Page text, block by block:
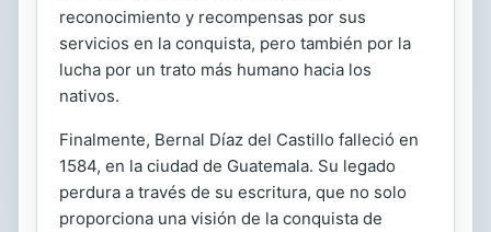
reconocimiento y recompensas por sus
servicios en la conquista, pero también por la
lucha por un trato más humano hacia los
nativos.
Finalmente, Bernal Díaz del Castillo falleció en
1584, en la ciudad de Guatemala. Su legado
perdura a través de su escritura, que no solo
proporciona una visión de la conquista de